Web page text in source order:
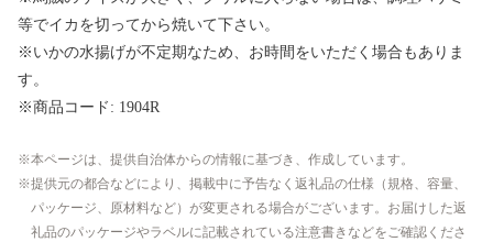
等でイカを切ってから焼いて下さい。
※いかの水揚げが不定期なため、お時間をいただく場合もありま
す。
※商品コード: 1904R
本ページは、提供自治体からの情報に基づき、作成しています。
提供元の都合などにより、掲載中に予告なく返礼品の仕様（規格、容量、
パッケージ、原材料など）が変更される場合がございます。お届けした返
礼品のパッケージやラベルに記載されている注意書きなどをご確認くださ